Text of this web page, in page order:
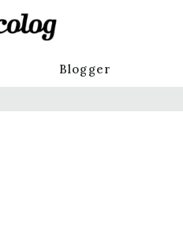
Blogger